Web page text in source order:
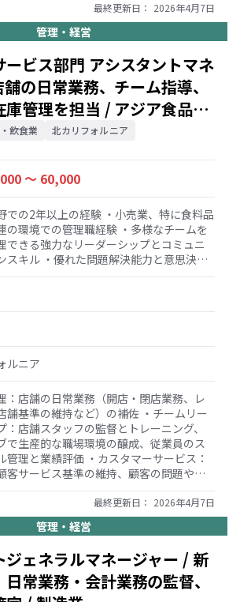
の英国就労資格を持っているか、5年以内
ることが条件です。 ■職務概要 カン
ージャーは、英国および欧州事業の全体
監督し、成長させ、戦略的イニシアチブ
販売および流通チャネルを管理し、業務
します。この役割には、食品業界での深
証済みのリーダーシップスキル、および
語の両方の流暢さが求められます。候補
への移転前に、トレーニングと戦略的調
ず当社の米国事業と協力します。 ■主
・英国子会社の全体的な運営を主導・管
国および欧州市場向けの販売、マーケテ
業開発戦略を策定・実行する ・既存顧客
ンとの新たな小売チャネルの機会を確保
、トレーニング、業績管理を含む、英国
ムを管理・育成する ・財務実績、予算編
管理を監督する ・日本の本社、米国事
調整する ・サプライチェーンと物流業務
本市、展示会、業界イベントで会社を代
最終更新日： 2026年4月7日
管理・経営
ービス部門 アシスタントマネ
の日常業務、チーム指導、
庫管理を担当 / アジア食品小
飲食業 北カリフォルニア
〜 60,000
での2年以上の経験 ・小売業、特に食料品
の環境での管理職経験 ・多様なチームを
できる強力なリーダーシップとコミュニ
スキル ・優れた問題解決能力と意思決定
ルニア
：店舗の日常業務（開店・閉店業務、レ
準の維持など）の補佐 ・チームリー
：店舗スタッフの監督とトレーニング、
で生産的な職場環境の醸成、従業員のス
評価 ・カスタマーサービス：
客サービス基準の維持、顧客の問題や問
ベルの管理、適切な在庫回転の徹底、生
本食品を含む商品の荷受けと商品陳列の
上のための販売戦略およびプロモーショ
ンの策定・実行のサポート ・コンプラ
店舗がすべての健康、安全、食品に関す
よび会社の方針と手順を遵守しているこ
最終更新日： 2026年4月7日
管理・経営
ジェネラルマネージャー / 新
常業務・会計業務の監督、